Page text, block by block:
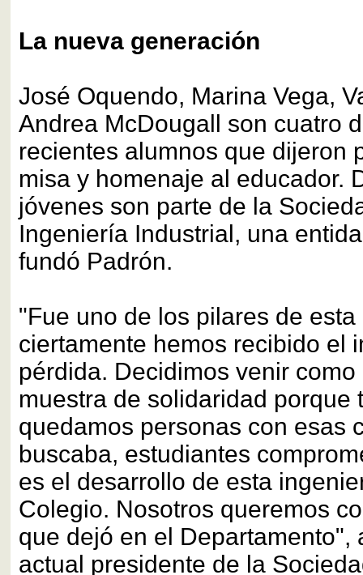
La nueva generación
José Oquendo, Marina Vega,
Andrea McDougall son cuatro
recientes alumnos que dijeron
misa y homenaje al educador.
jóvenes son parte de la
Ingeniería Industrial, una
fundó Padrón.
"Fue uno de los pilares de
ciertamente hemos recibido el
pérdida. Decidimos venir
muestra de solidaridad porque
quedamos personas con esas
buscaba, estudiantes
es el desarrollo de esta
Colegio. Nosotros queremos
que dejó en el Departamento",
actual presidente de la